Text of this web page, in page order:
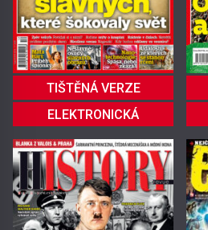
TIŠTĚNÁ VERZE
ELEKTRONICKÁ